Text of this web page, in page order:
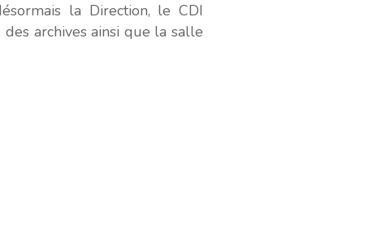
la Direction, le CDI
archives ainsi que la salle